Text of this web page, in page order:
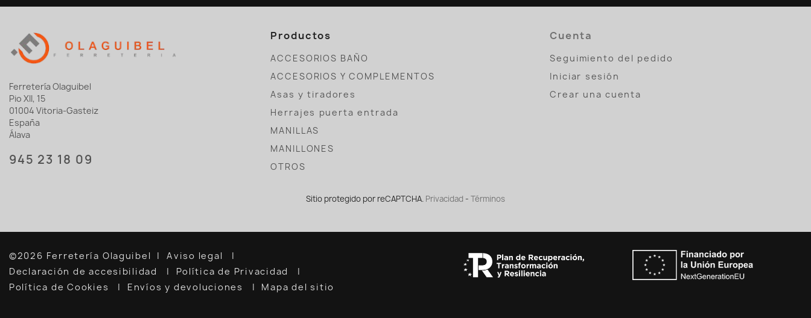
Ferretería Olaguibel
Pio XII, 15
01004 Vitoria-Gasteiz
España
Álava
945 23 18 09
Productos
ACCESORIOS BAÑO
ACCESORIOS Y COMPLEMENTOS
Asas y tiradores
Herrajes puerta entrada
MANILLAS
MANILLONES
OTROS
Cuenta
Seguimiento del pedido
Iniciar sesión
Crear una cuenta
Sitio protegido por reCAPTCHA. Privacidad - Términos
©2026 Ferretería Olaguibel
Aviso legal
Declaración de accesibilidad
Política de Privacidad
Política de Cookies
Envíos y devoluciones Mapa del sitio